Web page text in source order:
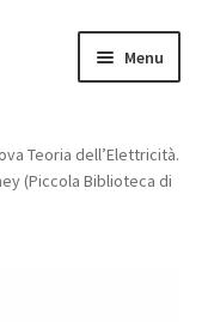
Menu
Teoria dell’Elettricità.
(Piccola Biblioteca di